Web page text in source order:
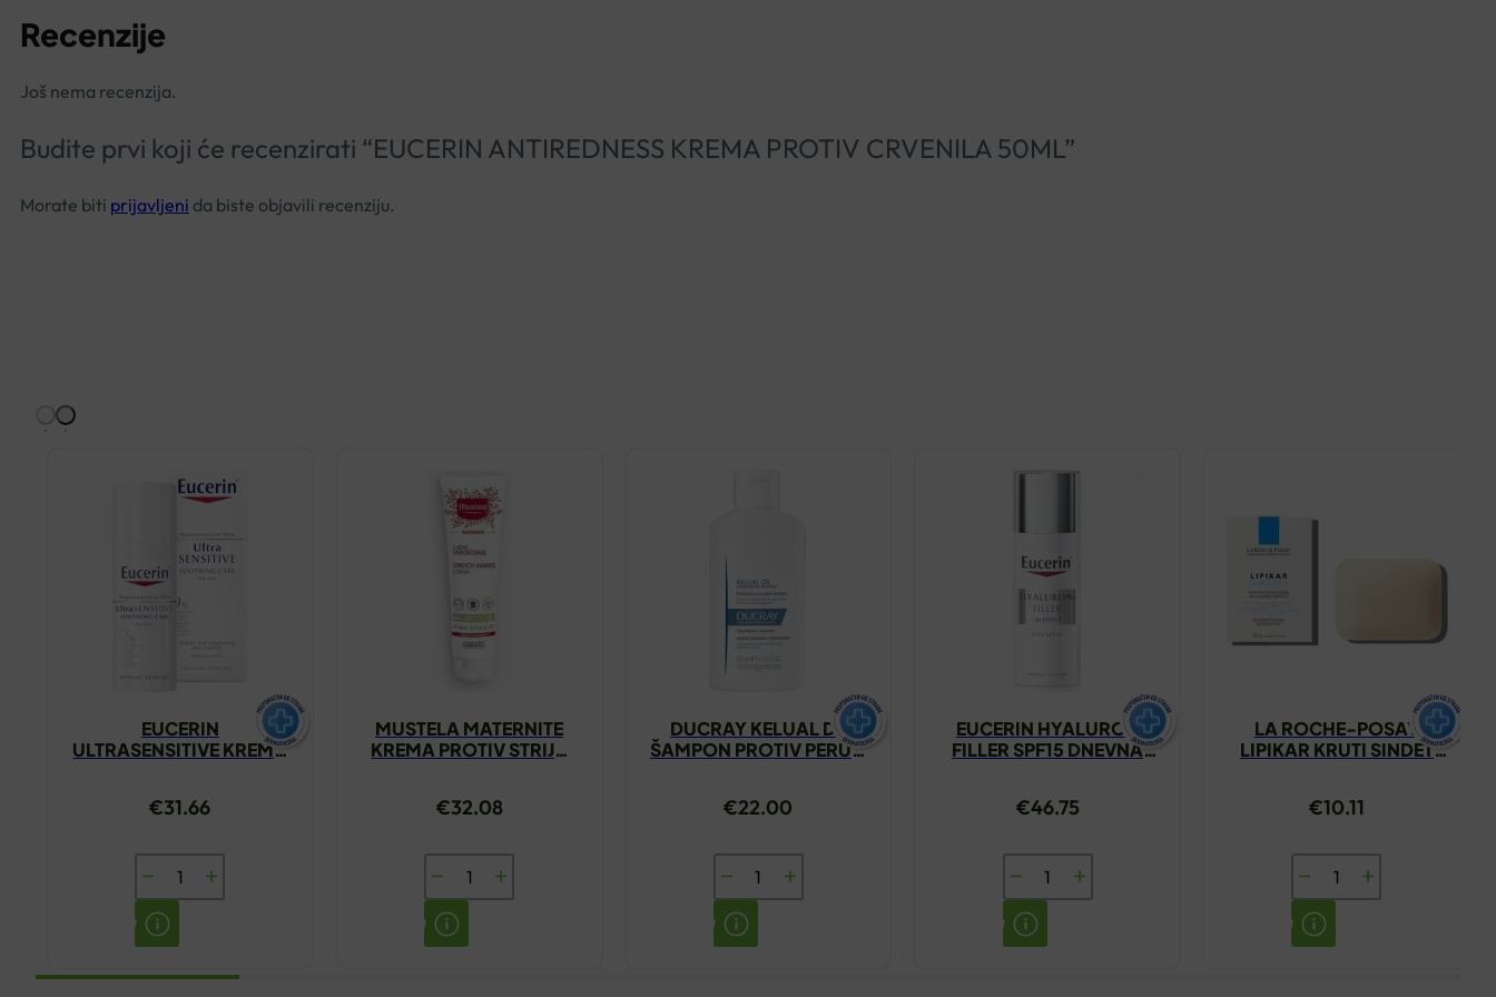
Recenzije
Još nema recenzija.
Budite prvi koji će recenzirati “EUCERIN ANTIREDNESS KREMA PROTIV CRVENILA 50ML”
Morate biti prijavljeni da biste objavili recenziju.
EUCERIN
ULTRASENSITIVE KREMA
€31.66
EUCERIN
ULTRASENSITIVE
KREMA
ZA
MUSTELA MATERNITE
KREMA PROTIV STRIJA
€32.08
MUSTELA
MATERNITE
KREMA
DUCRAY KELUAL DS
ŠAMPON PROTIV PERUTI
€22.00
DUCRAY
KELUAL
DS
EUCERIN HYALURON
FILLER SPF15 DNEVNA
€46.75
EUCERIN
HYALURON
FILLER
LA ROCHE-POSAY
LIPIKAR KRUTI SINDET
€10.11
LA
ROCHE-
POSAY